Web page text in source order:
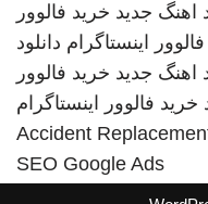
اهنگ جدید خرید فالوور
اینستاگرام دانلود
اهنگ جدید خرید فالوور
خرید فالوور اینستاگرام
Accident
SEO Google Ads